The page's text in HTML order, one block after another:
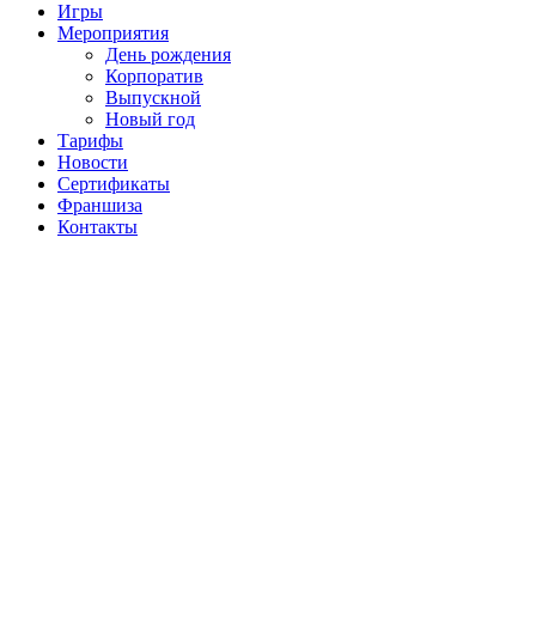
Игры
Мероприятия
День рождения
Корпоратив
Выпускной
Новый год
Тарифы
Новости
Сертификаты
Франшиза
Контакты